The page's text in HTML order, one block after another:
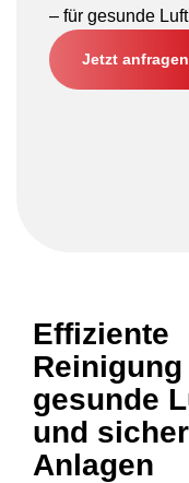
– für gesunde
Jetzt anfragen
Effiziente
gesunde
und
Anlagen